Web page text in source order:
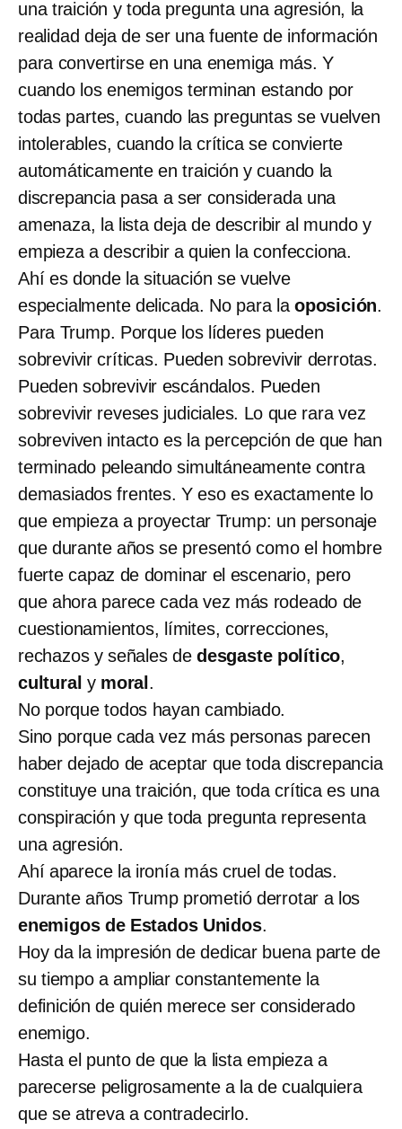
una traición y toda pregunta una agresión, la
realidad deja de ser una fuente de información
para convertirse en una enemiga más. Y
cuando los enemigos terminan estando por
todas partes, cuando las preguntas se vuelven
intolerables, cuando la crítica se convierte
automáticamente en traición y cuando la
discrepancia pasa a ser considerada una
amenaza, la lista deja de describir al mundo y
empieza a describir a quien la confecciona.
Ahí es donde la situación se vuelve
especialmente delicada. No para la oposición.
Para Trump. Porque los líderes pueden
sobrevivir críticas. Pueden sobrevivir derrotas.
Pueden sobrevivir escándalos. Pueden
sobrevivir reveses judiciales. Lo que rara vez
sobreviven intacto es la percepción de que han
terminado peleando simultáneamente contra
demasiados frentes. Y eso es exactamente lo
que empieza a proyectar Trump: un personaje
que durante años se presentó como el hombre
fuerte capaz de dominar el escenario, pero
que ahora parece cada vez más rodeado de
cuestionamientos, límites, correcciones,
rechazos y señales dedesgaste político,
cultural ymoral .
No porque todos hayan cambiado.
Sino porque cada vez más personas parecen
haber dejado de aceptar que toda discrepancia
constituye una traición, que toda crítica es una
conspiración y que toda pregunta representa
una agresión.
Ahí aparece la ironía más cruel de todas.
Durante años Trump prometió derrotar a los
enemigos de Estados Unidos.
Hoy da la impresión de dedicar buena parte de
su tiempo a ampliar constantemente la
definición de quién merece ser considerado
enemigo.
Hasta el punto de que la lista empieza a
parecerse peligrosamente a la de cualquiera
que se atreva a contradecirlo.